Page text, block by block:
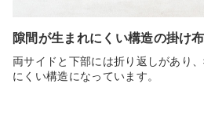
隙間が生まれにくい構造の掛け
両サイドと下部には折り返しがあり
にくい構造になっています。